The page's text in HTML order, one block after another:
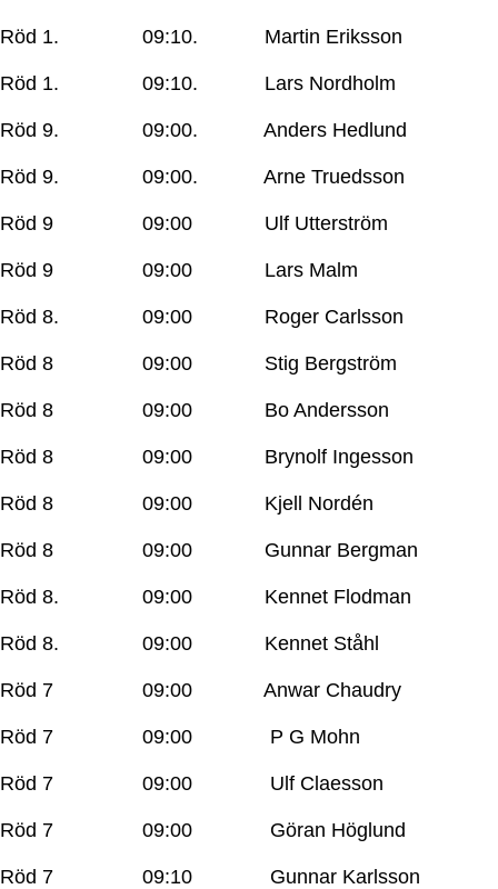
Röd 1. 09:10. Martin Eriksson
Röd 1. 09:10. Lars Nordholm
Röd 9. 09:00. Anders Hedlund
Röd 9. 09:00. Arne Truedsson
Röd 9 09:00 Ulf Utterström
Röd 9 09:00 Lars Malm
Röd 8. 09:00 Roger Carlsson
Röd 8 09:00 Stig Bergström
Röd 8 09:00 Bo Andersson
Röd 8 09:00 Brynolf Ingesson
Röd 8 09:00 Kjell Nordén
Röd 8 09:00 Gunnar Bergman
Röd 8. 09:00 Kennet Flodman
Röd 8. 09:00 Kennet Ståhl
Röd 7 09:00 Anwar Chaudry
Röd 7 09:00 P G Mohn
Röd 7 09:00 Ulf Claesson
Röd 7 09:00 Göran Höglund
Röd 7 09:10 Gunnar Karlsson